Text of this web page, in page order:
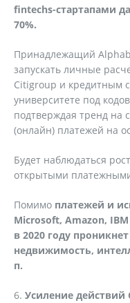
fintechs-стартапами
70%.
Принадлежащий
запускать личные
Citigroup и кредитным
университете под
подтверждая тренд на
(онлайн) платежей на
Будет наблюдаться
открытыми
Помимо платежей и
Microsoft, Amazon,
в 2020 году
недвижимость,
п.
6. Усиление